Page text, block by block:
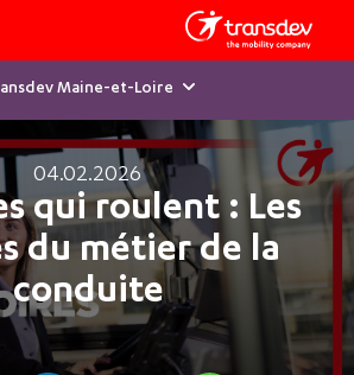
Maine-et-Loire
04.02.2026
qui roulent : Les
du métier de la
conduite